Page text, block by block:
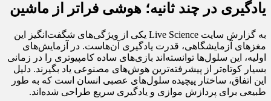
‌یادگیری در چند ثانیه؛ هوشی فراتر از ماشین
به گزارش سایت Live Science یکی از ویژگی‌های شگفت‌انگیز این
مغزهای آزمایشگاهی، قدرت یادگیری آن‌هاست. در آزمایش‌های
اولیه، این سلول‌ها توانسته‌اند بازی‌های ساده کامپیوتری را در زمانی
بسیار کوتاه‌تر از پیشرفته‌ترین هوش‌های مصنوعی یاد بگیرند. دلیل
این اتفاق، ساختار پیچیده سلول‌های عصبی انسان است که به طور
طبیعی برای پردازش موازی و یادگیری سریع طراحی شده‌اند.